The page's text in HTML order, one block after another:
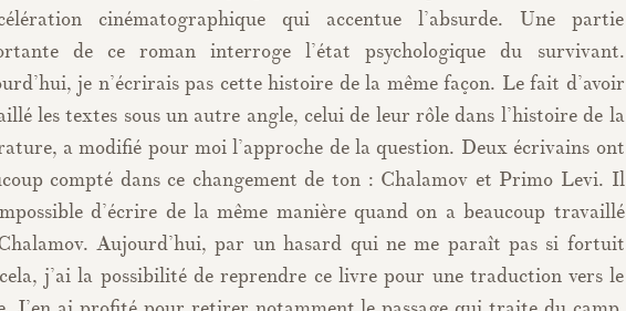
cinématographique qui accentue l’absurde. Une partie
de ce roman interroge l’état psychologique du survivant.
je n’écrirais pas cette histoire de la même façon. Le fait d’avoir
les textes sous un autre angle, celui de leur rôle dans l’histoire de la
a modifié pour moi l’approche de la question. Deux écrivains ont
compté dans ce changement de ton : Chalamov et Primo Levi. Il
d’écrire de la même manière quand on a beaucoup travaillé
Aujourd’hui, par un hasard qui ne me paraît pas si fortuit
j’ai la possibilité de reprendre ce livre pour une traduction vers le